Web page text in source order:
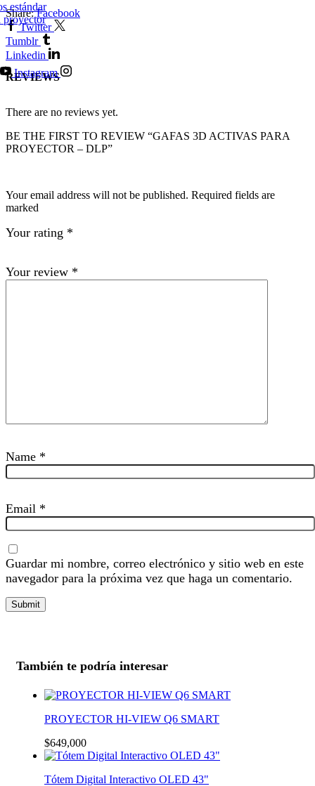
estándar
proyector
Instagram
Share: Facebook
Twitter
Tumblr
Linkedin
REVIEWS
There are no reviews yet.
BE THE FIRST TO REVIEW “GAFAS 3D ACTIVAS PARA
PROYECTOR – DLP”
Your email address will not be published. Required fields are
marked
Your rating *
Your review *
Name *
Email *
Guardar mi nombre, correo electrónico y sitio web en este
navegador para la próxima vez que haga un comentario.
También te podría interesar
PROYECTOR HI-VIEW Q6 SMART
$649,000
Tótem Digital Interactivo OLED 43"